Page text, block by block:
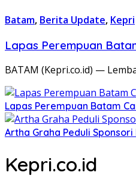
Batam, Berita Update, Kepri
Lapas Perempuan
BATAM (Kepri.co.id) —
Lapas Perempuan Batam
Artha Graha Peduli Sponsori
Kepri.co.id